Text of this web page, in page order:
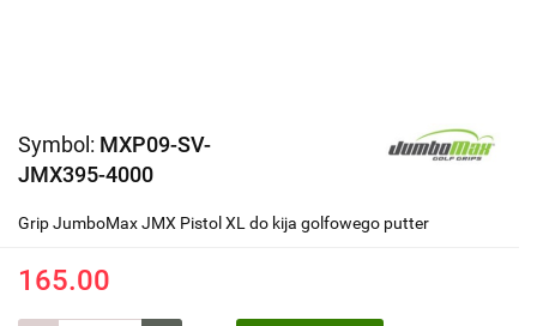
Symbol: MXP09-SV-
JMX395-4000
Grip JumboMax JMX Pistol XL do kija golfowego putter
165.00